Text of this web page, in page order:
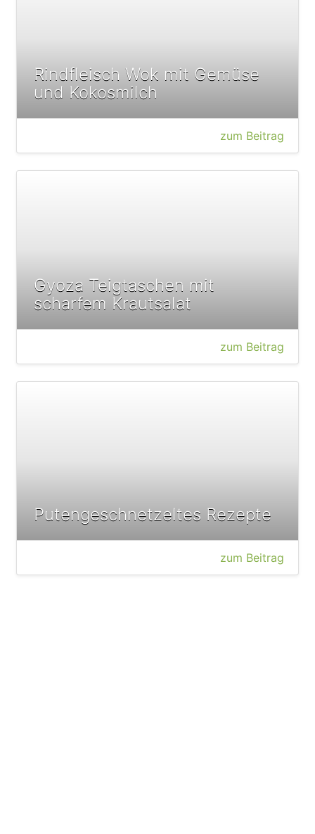
Rindfleisch Wok mit Gemüse
und Kokosmilch
zum Beitrag
Gyoza Teigtaschen mit
scharfem Krautsalat
zum Beitrag
Putengeschnetzeltes Rezepte
zum Beitrag